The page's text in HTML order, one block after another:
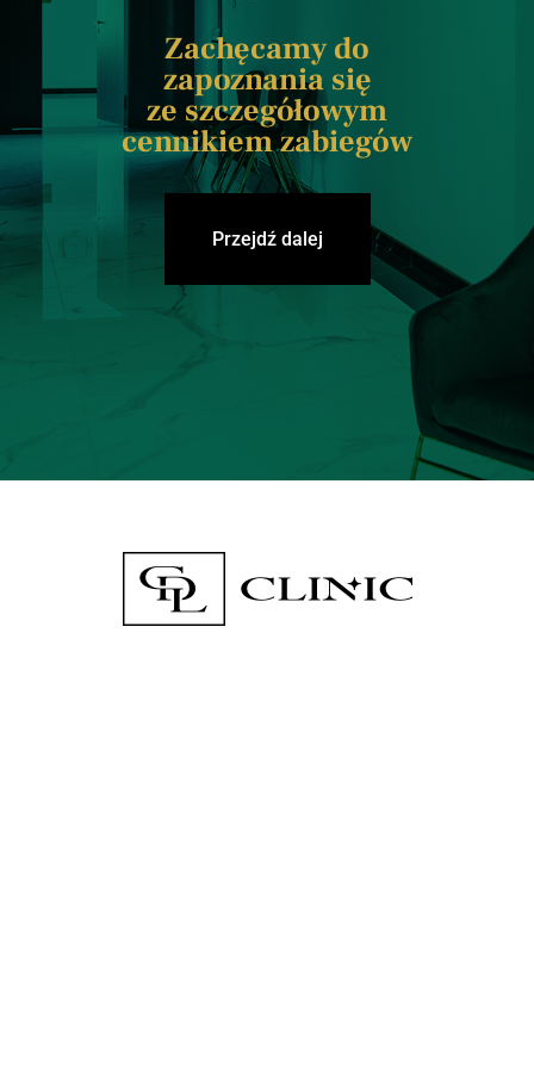
Zachęcamy do
zapoznania się
ze szczegółowym
cennikiem zabiegów
Przejdź dalej